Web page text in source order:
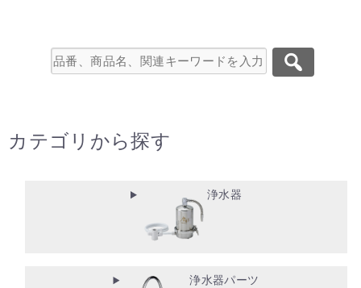
カテゴリから探す
浄水器
浄水器パーツ